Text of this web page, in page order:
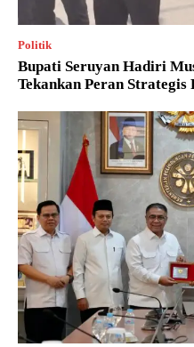
Politik
Bupati Seruyan Hadiri
Tekankan Peran